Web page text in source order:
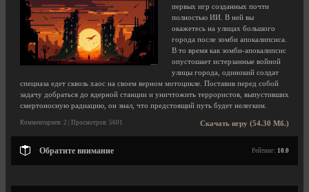
первых игр созданных почти
полностью ИИ. В ней вы
окажетесь на улицах большого
города после зомби апокалипсиса.
В то время как зомби-апокалипсис
опустошает истерзанные войной
улицы города, одинокий солдат
спецназа едет сквозь хаос на своем верном мотоцикле. Поставив перед собой
задачу добраться до ядерной станции и уничтожить террористов, выпустивших
смертоносную радиацию, он знал, что предстоящий путь будет нелегким.
Скачать игру (54.30 Мб.)
Комментариев: 2 | Просмотров: 5601
Обратите внимание Рейтинг: 10.0